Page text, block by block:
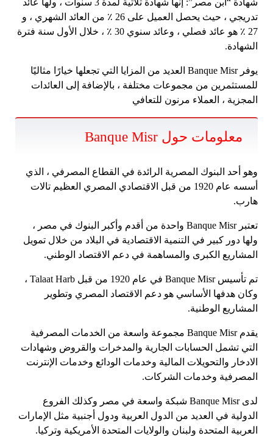
تدريجي ، حيث يحصل العميل على 26 ٪ من العائد الشهري ، و
27 ٪ هو عائد فصلي ، وعائد سنوي 30 ٪ ، خلال الأول سنة فترة
الشهادة.
يوفر Banque Misr العديد من المزايا التي تجعلها خيارًا مثاليًا
للمستثمرين من مجموعات مختلفة ، بالإضافة إلى العائدات
المجزية ، العملاء مرنون للتعافي
معلومات حول Banque Misr
وهو أحد البنوك المصرية الرائدة في القطاع المصرفي ، الذي
أسسه عام 1920 من قبل الاقتصادي المصري العظيم تالات
هارب.
تعتبر Banque Misr واحدة من أقدم وأكبر البنوك في مصر ،
ولها دور كبير في التنمية الاقتصادية في البلاد من خلال تمويل
المشاريع الكبرى والمساهمة في دعم الاقتصاد الوطني.
تم تأسيس Banque Misr في عام 1920 من قبل Talaat Harb ،
وكان هدفها الأساسي هو دعم الاقتصاد المصري وتطوير
المشاريع الوطنية.
يقدم Banque Misr مجموعة واسعة من الخدمات المصرفية
التي تشمل الحسابات الجارية والمدخرات والقروض وشهادات
الادخار والتحويلات المالية وخدمات الودائع وخدمات الإنترنت
المصرفية وخدمات الشركات.
لدى Banque Misr شبكة واسعة في مصر وكذلك الفروع
الدولية في العديد من الدول العربية ودول أجنبية مثل الإمارات
العربية المتحدة ولبنان والولايات المتحدة الأمريكية وتركيا.